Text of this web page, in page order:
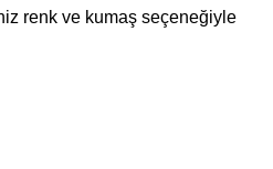
renk ve kumaş seçeneğiyle